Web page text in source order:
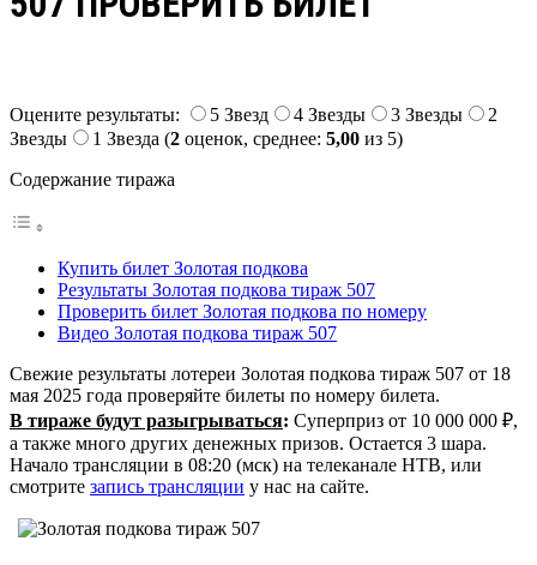
Оцените результаты: 5 Звезд 4 Звезды 3 Звезды
2
Звезды
1 Звезда (2 оценок, среднее: 5,00 из 5)
Содержание тиража
Купить билет Золотая подкова
Результаты Золотая подкова тираж 507
Проверить билет Золотая подкова по номеру
Видео Золотая подкова тираж 507
Свежие результаты лотереи Золотая подкова тираж 507 от 18
мая 2025 года проверяйте билеты по номеру билета.
В тираже будут разыгрываться: Суперприз от 10 000 000 ₽,
а также много других денежных призов. ​Остается 3 шара.
Начало трансляции в 08:20 (мск) на телеканале НТВ, или
смотрите запись трансляции у нас на сайте.